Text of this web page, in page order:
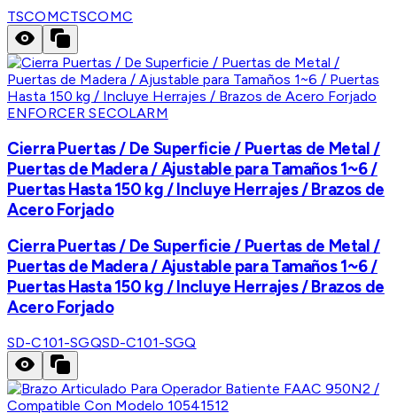
TSCOMCTSCOMC
ENFORCER SECOLARM
Cierra Puertas / De Superficie / Puertas de Metal /
Puertas de Madera / Ajustable para Tamaños 1~6 /
Puertas Hasta 150 kg / Incluye Herrajes / Brazos de
Acero Forjado
Cierra Puertas / De Superficie / Puertas de Metal /
Puertas de Madera / Ajustable para Tamaños 1~6 /
Puertas Hasta 150 kg / Incluye Herrajes / Brazos de
Acero Forjado
SD-C101-SGQSD-C101-SGQ